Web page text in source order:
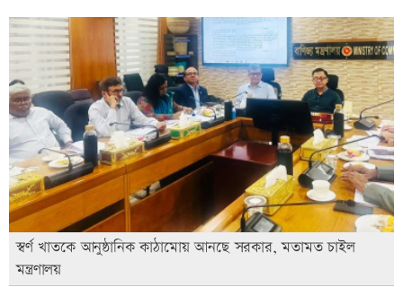
স্বর্ণ খাতকে আনুষ্ঠানিক কাঠামোয় আনছে সরকার, মতামত চাইল
মন্ত্রণালয়